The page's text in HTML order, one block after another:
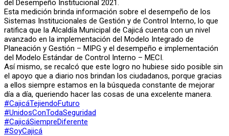
del Desempeño Institucional 2021.
Esta medición brinda información sobre el desempeño de los
Sistemas Institucionales de Gestión y de Control Interno, lo que
ratifica que la Alcaldía Municipal de Cajicá cuenta con un nivel
avanzado en la implementación del Modelo Integrado de
Planeación y Gestión – MIPG y el desempeño e implementación
del Modelo Estándar de Control Interno – MECI.
Así mismo, se recalcó que este logro no hubiese sido posible sin
el apoyo que a diario nos brindan los ciudadanos, porque gracias
a ellos siempre estamos en la búsqueda constante de mejorar
día a día, queriendo hacer las cosas de una excelente manera.
#CajicáTejiendoFuturo
#UnidosConTodaSeguridad
#CajicáSiempreDiferente
#SoyCajicá